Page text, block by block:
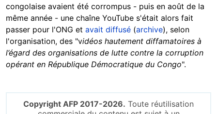
congolaise avaient été corrompus - puis en août de la
même année - une chaîne YouTube s'était alors fait
passer pour l'ONG et avait diffusé (archive), selon
l'organisation, des "vidéos hautement diffamatoires à
l’égard des organisations de lutte contre la corruption
opérant en République Démocratique du Congo".
Copyright AFP 2017-2026. Toute réutilisation